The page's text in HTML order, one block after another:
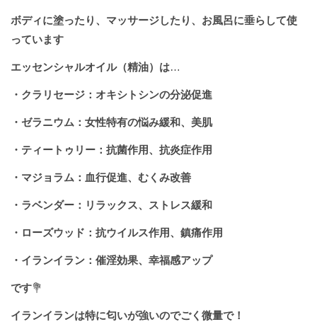
ボディに塗ったり、マッサージしたり、お風呂に垂らして使
っています
エッセンシャルオイル（精油）は…
・クラリセージ：オキシトシンの分泌促進
・ゼラニウム：女性特有の悩み緩和、美肌
・ティートゥリー：抗菌作用、抗炎症作用
・マジョラム：血行促進、むくみ改善
・ラベンダー：リラックス、ストレス緩和
・ローズウッド：抗ウイルス作用、鎮痛作用
・イランイラン：催淫効果、幸福感アップ
です💐
イランイランは特に匂いが強いのでごく微量で！